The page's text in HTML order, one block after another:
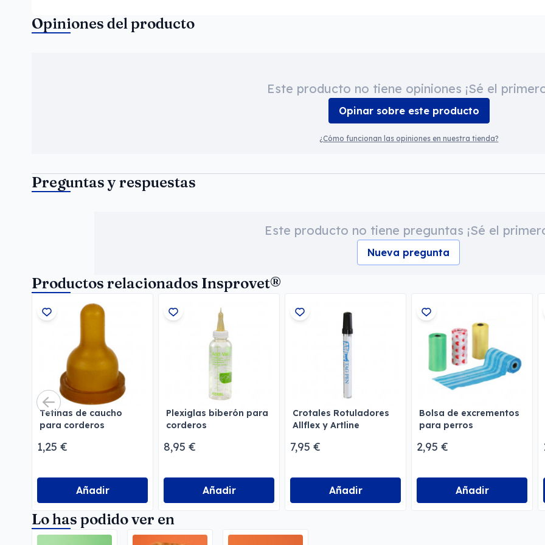
Opiniones del producto
Este producto no tiene opiniones ¡Sé el
Opinar sobre este producto
¿Cómo funcionan las opiniones en nuestra tienda?
Preguntas y respuestas
Este producto no tiene preguntas ¡Sé el
Nueva pregunta
Productos relacionados Insprovet®
Tetinas de caucho
para corderos
1,25 €
Añadir
Plexiglas biberón para
corderos
8,95 €
Añadir
Crotales Rotuladores
Allflex y Artline
7,95 €
Añadir
Bolsa de excrementos
para perros
2,95 €
Añadir
Lo has podido ver en